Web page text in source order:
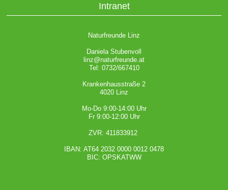
Intranet
Naturfreunde Linz
Daniela Stubenvoll
linz@naturfreunde.at
Tel: 0732/667410
Krankenhausstraße 2
4020 Linz
Mo-Do 9:00-14:00 Uhr
Fr 9:00-12:00 Uhr
ZVR: 411833912
IBAN: AT64 2032 0000 0012 0478
BIC: OPSKATWW